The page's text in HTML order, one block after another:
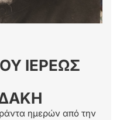
ΙΕΡΕΩΣ
ημερών από την